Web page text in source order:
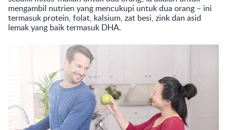
mengambil nutrien yang mencukupi untuk dua orang – ini
termasuk protein, folat, kalsium, zat besi, zink dan asid
lemak yang baik termasuk DHA.